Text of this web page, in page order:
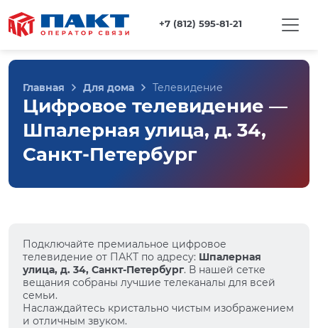
+7 (812) 595-81-21
Главная Для дома Телевидение
Цифровое телевидение —
Шпалерная улица, д. 34,
Санкт-Петербург
Подключайте премиальное цифровое
телевидение от ПАКТ по адресу: Шпалерная
улица, д. 34, Санкт-Петербург. В нашей сетке
вещания собраны лучшие телеканалы для всей
семьи.
Наслаждайтесь кристально чистым изображением
и отличным звуком.